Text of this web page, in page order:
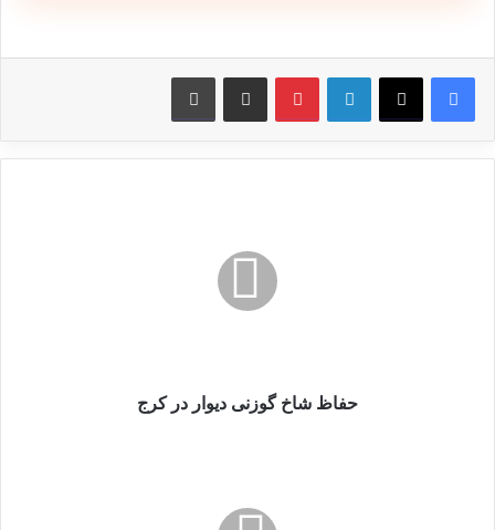
لینکدین پین ترست از طریق ایمیل به اشتراک بگذارید چاپ کنید
حفاظ شاخ گوزنی دیوار در کرج